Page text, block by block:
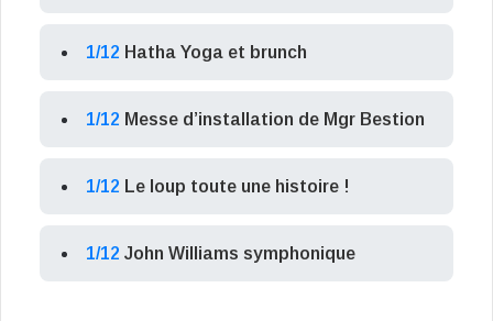
1/12 Hatha Yoga et brunch
1/12 Messe d’installation de Mgr Bestion
1/12 Le loup toute une histoire !
1/12 John Williams symphonique